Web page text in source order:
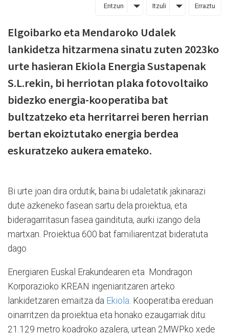
Entzun Itzuli Erraztu
Elgoibarko eta Mendaroko Udalek
lankidetza hitzarmena sinatu zuten 2023ko
urte hasieran Ekiola Energia Sustapenak
S.L.rekin, bi herriotan plaka fotovoltaiko
bidezko energia-kooperatiba bat
bultzatzeko eta herritarrei beren herrian
bertan ekoiztutako energia berdea
eskuratzeko aukera emateko.
Bi urte joan dira ordutik, baina bi udaletatik jakinarazi
dute azkeneko fasean sartu dela proiektua, eta
bideragarritasun fasea gaindituta, aurki izango dela
martxan. Proiektua 600 bat familiarentzat bideratuta
dago.
Energiaren Euskal Erakundearen eta Mondragon
Korporazioko KREAN ingeniaritzaren arteko
lankidetzaren emaitza da Ekiola . Kooperatiba ereduan
oinarritzen da proiektua eta honako ezaugarriak ditu:
21.129 metro koadroko azalera, urtean 2MWPko xede